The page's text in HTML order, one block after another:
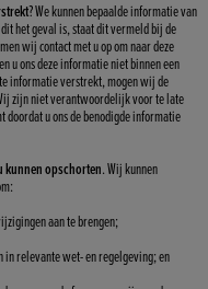
? We kunnen bepaalde informatie van
het geval is, staat dit vermeld bij de
wij contact met u op om naar deze
u ons deze informatie niet binnen een
informatie verstrekt, mogen wij de
zijn niet verantwoordelijk voor te late
u ons de benodigde informatie
kunnen opschorten. Wij kunnen
aan te brengen;
relevante wet- en regelgeving; en